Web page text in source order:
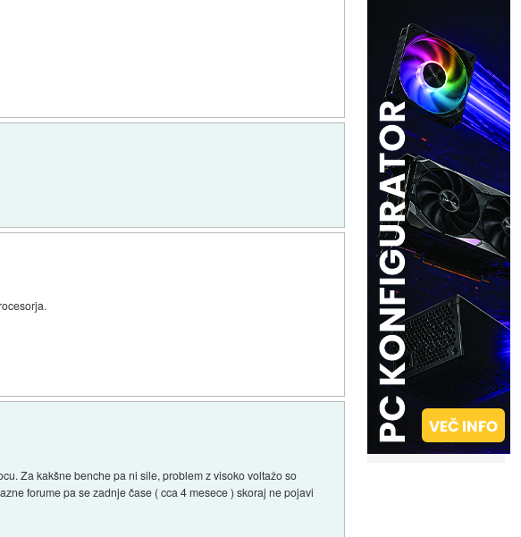
Za kakšne benche pa ni sile, problem z visoko voltažo so
forume pa se zadnje čase ( cca 4 mesece ) skoraj ne pojavi